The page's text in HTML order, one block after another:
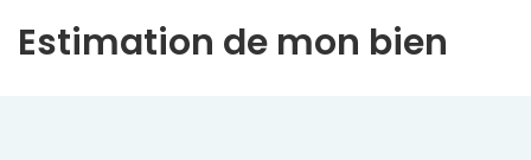
Estimation de mon bien